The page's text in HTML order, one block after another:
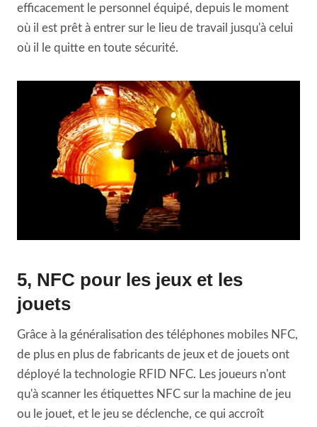
efficacement le personnel équipé, depuis le moment
où il est prêt à entrer sur le lieu de travail jusqu'à celui
où il le quitte en toute sécurité.
5, NFC pour les jeux et les
jouets
Grâce à la généralisation des téléphones mobiles NFC,
de plus en plus de fabricants de jeux et de jouets ont
déployé la technologie RFID NFC. Les joueurs n'ont
qu'à scanner les étiquettes NFC sur la machine de jeu
ou le jouet, et le jeu se déclenche, ce qui accroît